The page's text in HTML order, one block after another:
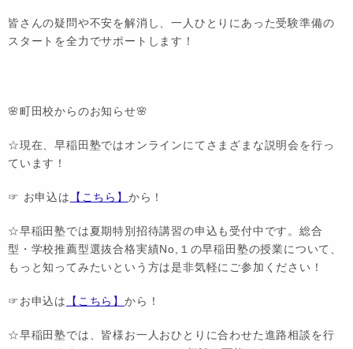
皆さんの疑問や不安を解消し、一人ひとりにあった受験準備の
スタートを全力でサポートします！
🌸町田校からのお知らせ🌸
☆現在、早稲田塾ではオンラインにてさまざまな説明会を行っ
ています！
☞ お申込は 【こちら】 から！
☆早稲田塾では夏期特別招待講習の申込も受付中です。総合
型・学校推薦型選抜合格実績No,１の早稲田塾の授業について、
もっと知ってみたいという方は是非気軽にご参加ください！
☞お申込は 【こちら】 から！
☆早稲田塾では、皆様お一人おひとりに合わせた進路相談を行